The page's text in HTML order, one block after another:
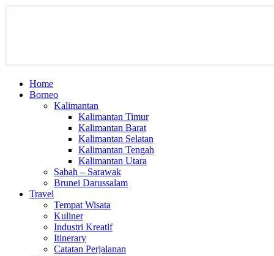
Home
Borneo
Kalimantan
Kalimantan Timur
Kalimantan Barat
Kalimantan Selatan
Kalimantan Tengah
Kalimantan Utara
Sabah – Sarawak
Brunei Darussalam
Travel
Tempat Wisata
Kuliner
Industri Kreatif
Itinerary
Catatan Perjalanan